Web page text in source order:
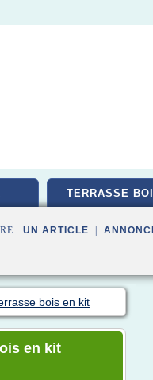
TERRASSE
: UN ARTICLE
bois en kit
en kit